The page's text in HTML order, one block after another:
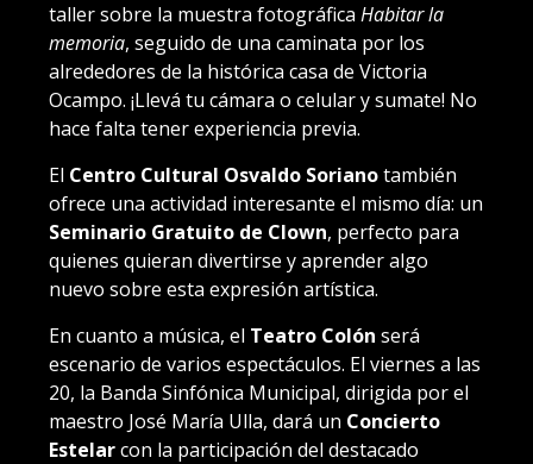
taller sobre la muestra fotográfica Habitar la
memoria, seguido de una caminata por los
alrededores de la histórica casa de Victoria
Ocampo. ¡Llevá tu cámara o celular y sumate! No
hace falta tener experiencia previa.
El Centro Cultural Osvaldo Sorianotambién
ofrece una actividad interesante el mismo día: un
Seminario Gratuito de Clown, perfecto para
quienes quieran divertirse y aprender algo
nuevo sobre esta expresión artística.
En cuanto a música, el Teatro Colón será
escenario de varios espectáculos. El viernes a las
20, la Banda Sinfónica Municipal, dirigida por el
maestro José María Ulla, dará un Concierto
Estelarcon la participación del destacado